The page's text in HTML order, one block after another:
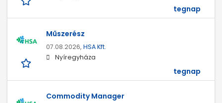
tegnap
Műszerész
07.08.2026, HSA Kft.
Nyíregyháza
tegnap
Commodity Manager